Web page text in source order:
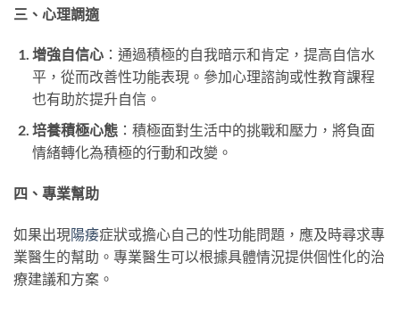
三、心理調適
增強自信心：通過積極的自我暗示和肯定，提高自信水
平，從而改善性功能表現。參加心理諮詢或性教育課程
也有助於提升自信。
培養積極心態：積極面對生活中的挑戰和壓力，將負面
情緒轉化為積極的行動和改變。
四、專業幫助
如果出現陽痿症狀或擔心自己的性功能問題，應及時尋求專
業醫生的幫助。專業醫生可以根據具體情況提供個性化的治
療建議和方案。